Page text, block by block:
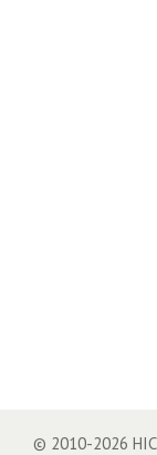
© 2010-2026